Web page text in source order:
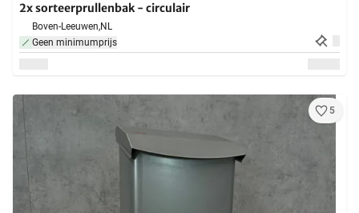
2x sorteerprullenbak - circulair
Boven-Leeuwen,NL
Geen minimumprijs
5